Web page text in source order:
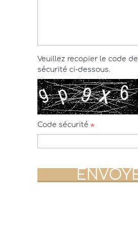
Veuillez recopier le code de
sécurité ci-dessous.
Code sécurité